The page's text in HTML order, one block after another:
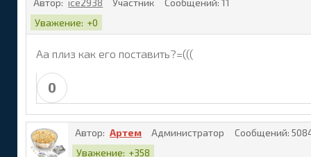
Автор: ice2938 Участник Сообщений: 11
Уважение: +0
Аа плиз как его поставить?=(((
0
Автор: Артем Администратор Сообщений:
Уважение: +358